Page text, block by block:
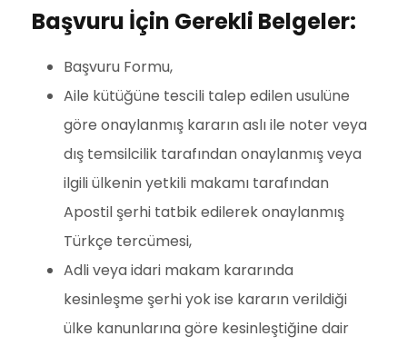
Başvuru İçin Gerekli Belgeler:
Başvuru Formu,
Aile kütüğüne tescili talep edilen usulüne
göre onaylanmış kararın aslı ile noter veya
dış temsilcilik tarafından onaylanmış veya
ilgili ülkenin yetkili makamı tarafından
Apostil şerhi tatbik edilerek onaylanmış
Türkçe tercümesi,
Adli veya idari makam kararında
kesinleşme şerhi yok ise kararın verildiği
ülke kanunlarına göre kesinleştiğine dair